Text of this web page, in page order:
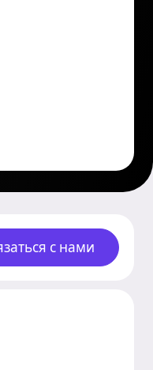
с нами